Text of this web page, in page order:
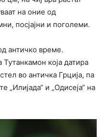
на оние од
посјајни и поголеми.
античко време.
која датира
во античка Грција, па
„Илијада“ и „Одисеја“ на